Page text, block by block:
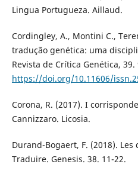
Lingua Portugueza. Aillaud.
Cordingley, A., Montini C.,
tradução genética: uma
Revista de Crítica Genética, 39.
https://doi.org/10.11606/
Corona, R. (2017). I
Cannizzaro. Licosia.
Durand-Bogaert, F. (2018).
Traduire. Genesis. 38. 11-22.